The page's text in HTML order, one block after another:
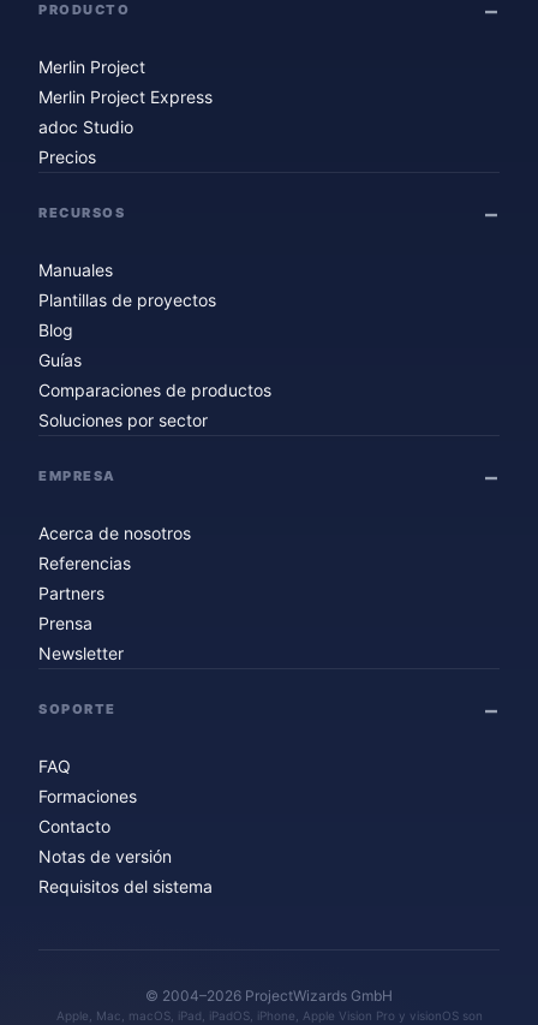
PRODUCTO
Merlin Project
Merlin Project Express
adoc Studio
Precios
RECURSOS
Manuales
Plantillas de proyectos
Blog
Guías
Comparaciones de productos
Soluciones por sector
EMPRESA
Acerca de nosotros
Referencias
Partners
Prensa
Newsletter
SOPORTE
FAQ
Formaciones
Contacto
Notas de versión
Requisitos del sistema
© 2004–2026 ProjectWizards GmbH
Apple, Mac, macOS, iPad, iPadOS, iPhone, Apple Vision Pro y visionOS son